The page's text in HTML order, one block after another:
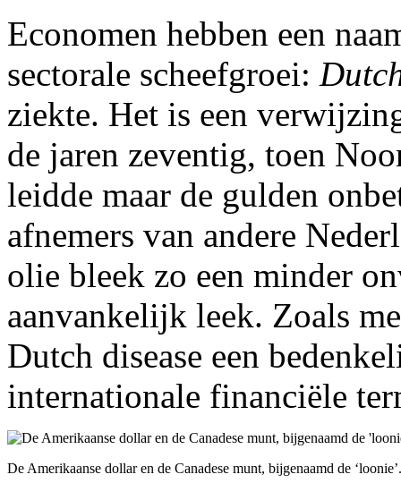
Economen hebben een
sectorale scheefgroei:
ziekte. Het is een
de jaren zeventig, toen
leidde maar de gulden
afnemers van andere
olie bleek zo een minder
aanvankelijk leek. Zoals
Dutch disease een
internationale financiële
De Amerikaanse dollar en de Canadese munt, bijgenaamd de ‘loonie’.